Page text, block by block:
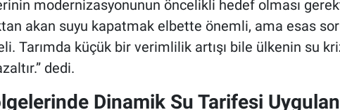
modernizasyonunun öncelikli hedef olması
akan suyu kapatmak elbette önemli, ama esas
Tarımda küçük bir verimlilik artışı bile ülkenin su
dedi.
Dinamik Su Tarifesi